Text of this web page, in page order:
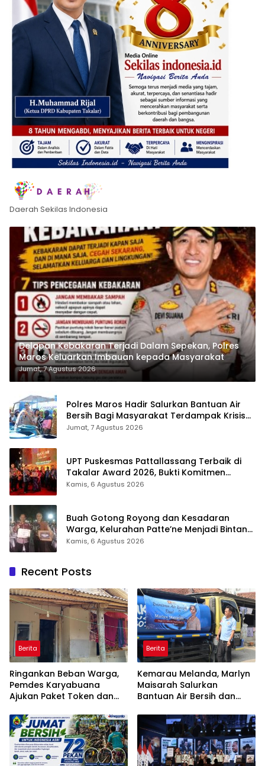
Daerah Sekilas Indonesia
Delapan Kebakaran Terjadi Dalam Sepekan, Polres
Maros Keluarkan Imbauan kepada Masyarakat
Jumat, 7 Agustus 2026
Polres Maros Hadir Salurkan Bantuan Air
Bersih Bagi Masyarakat Terdampak Krisis
Air Bersih Di Maros
Jumat, 7 Agustus 2026
UPT Puskesmas Pattallassang Terbaik di
Takalar Award 2026, Bukti Komitmen
Hadirkan Pelayanan Kesehatan Berkualitas
Kamis, 6 Agustus 2026
Buah Gotong Royong dan Kesadaran
Warga, Kelurahan Patte’ne Menjadi Bintang
Takalar Award 2026
Kamis, 6 Agustus 2026
Recent Posts
Berita
Ringankan Beban Warga,
Pemdes Karyabuana
Ajukan Paket Token dan
PLN
Berita
Kemarau Melanda, Marlyn
Maisarah Salurkan
Bantuan Air Bersih dan
Babakan Madang